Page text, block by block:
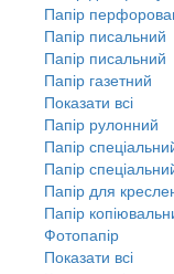
Папір
Папір писальний
Папір писальний
Папір газетний
Показати всі
Папір рулонний
Папір
Папір
Папір для
Папір
Фотопапір
Показати всі